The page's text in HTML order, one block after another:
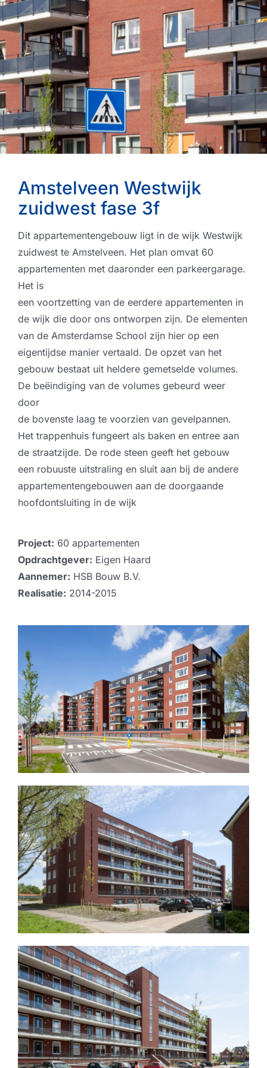
Amstelveen Westwijk
zuidwest fase 3f
Dit appartementengebouw ligt in de wijk Westwijk
zuidwest te Amstelveen. Het plan omvat 60
appartementen met daaronder een parkeergarage.
Het is
een voortzetting van de eerdere appartementen in
de wijk die door ons ontworpen zijn. De elementen
van de Amsterdamse School zijn hier op een
eigentijdse manier vertaald. De opzet van het
gebouw bestaat uit heldere gemetselde volumes.
De beëindiging van de volumes gebeurd weer
door
de bovenste laag te voorzien van gevelpannen.
Het trappenhuis fungeert als baken en entree aan
de straatzijde. De rode steen geeft het gebouw
een robuuste uitstraling en sluit aan bij de andere
appartementengebouwen aan de doorgaande
hoofdontsluiting in de wijk
Project: 60 appartementen
Opdrachtgever: Eigen Haard
Aannemer: HSB Bouw B.V.
Realisatie: 2014-2015